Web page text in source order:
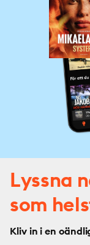
Lyssna
som
Kliv in i en